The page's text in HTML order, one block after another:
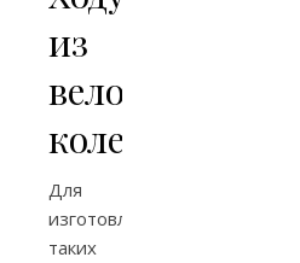
из
велосипедных
колес
Для
изготовления
таких